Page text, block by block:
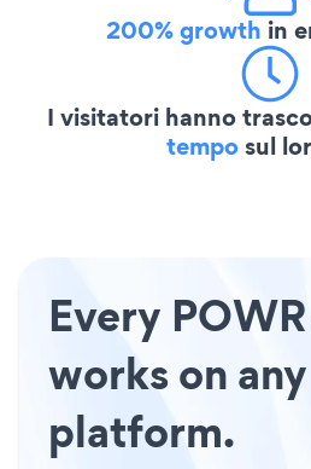
200% growth in
I visitatori hanno
temposul
Every
works on any
platform.